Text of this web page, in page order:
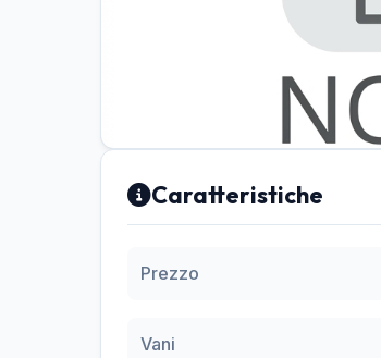
Caratteristiche
Prezzo
Vani